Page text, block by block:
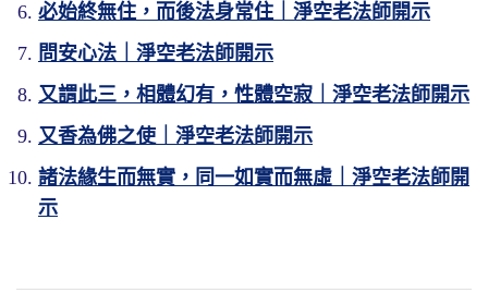
必始終無住，而後法身常住｜淨空老法師開示
問安心法｜淨空老法師開示
又謂此三，相體幻有，性體空寂｜淨空老法師開示
又香為佛之使｜淨空老法師開示
諸法緣生而無實，同一如實而無虛｜淨空老法師開
示